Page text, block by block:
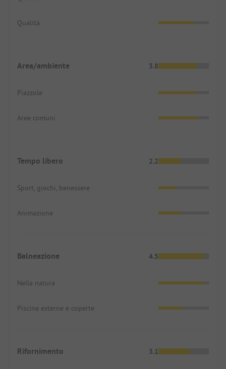
Qualità
Area/ambiente 3.8
Piazzole
Aree comuni
Tempo libero 2.2
Sport, giochi, benessere
Animazione
Balneazione 4.5
Nella natura
Piscine esterne e coperte
Rifornimento 3.1